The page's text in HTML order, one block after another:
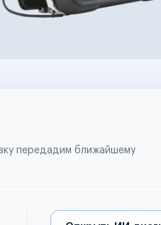
передадим ближайшему